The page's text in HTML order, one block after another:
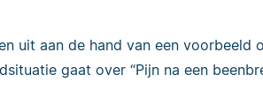
uit aan de hand van een voorbeeld
gaat over “Pijn na een